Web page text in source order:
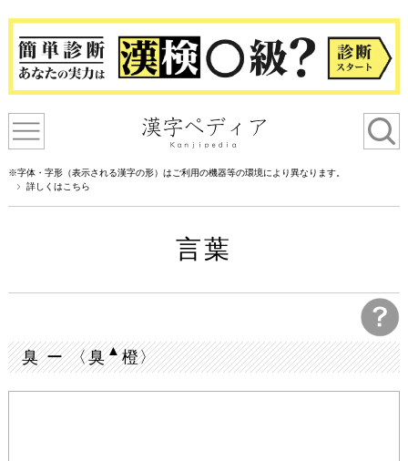
※字体・字形（表示される漢字の形）はご利用の機器等の環境により異なります。
詳しくはこちら
言葉
臭 ー 〈臭▲橙〉